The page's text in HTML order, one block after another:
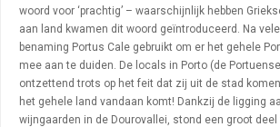
woord voor ‘prachtig’ – waarschijnlijk hebben
aan land kwamen dit woord geïntroduceerd. Na
benaming Portus Cale gebruikt om er het gehele
mee aan te duiden. De locals in Porto (de
ontzettend trots op het feit dat zij uit de stad
het gehele land vandaan komt! Dankzij de ligging
wijngaarden in de Dourovallei, stond een groot